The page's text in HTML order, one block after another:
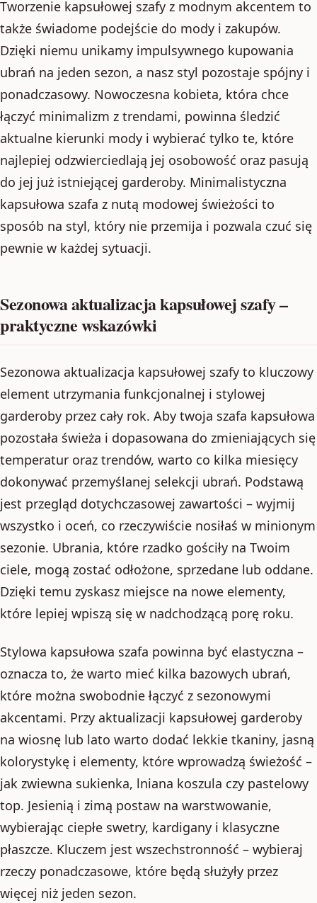
Tworzenie kapsułowej szafy z modnym akcentem to
także świadome podejście do mody i zakupów.
Dzięki niemu unikamy impulsywnego kupowania
ubrań na jeden sezon, a nasz styl pozostaje spójny i
ponadczasowy. Nowoczesna kobieta, która chce
łączyć minimalizm z trendami, powinna śledzić
aktualne kierunki mody i wybierać tylko te, które
najlepiej odzwierciedlają jej osobowość oraz pasują
do jej już istniejącej garderoby. Minimalistyczna
kapsułowa szafa z nutą modowej świeżości to
sposób na styl, który nie przemija i pozwala czuć się
pewnie w każdej sytuacji.
Sezonowa aktualizacja kapsułowej szafy –
praktyczne wskazówki
Sezonowa aktualizacja kapsułowej szafy to kluczowy
element utrzymania funkcjonalnej i stylowej
garderoby przez cały rok. Aby twoja szafa kapsułowa
pozostała świeża i dopasowana do zmieniających się
temperatur oraz trendów, warto co kilka miesięcy
dokonywać przemyślanej selekcji ubrań. Podstawą
jest przegląd dotychczasowej zawartości – wyjmij
wszystko i oceń, co rzeczywiście nosiłaś w minionym
sezonie. Ubrania, które rzadko gościły na Twoim
ciele, mogą zostać odłożone, sprzedane lub oddane.
Dzięki temu zyskasz miejsce na nowe elementy,
które lepiej wpiszą się w nadchodzącą porę roku.
Stylowa kapsułowa szafa powinna być elastyczna –
oznacza to, że warto mieć kilka bazowych ubrań,
które można swobodnie łączyć z sezonowymi
akcentami. Przy aktualizacji kapsułowej garderoby
na wiosnę lub lato warto dodać lekkie tkaniny, jasną
kolorystykę i elementy, które wprowadzą świeżość –
jak zwiewna sukienka, lniana koszula czy pastelowy
top. Jesienią i zimą postaw na warstwowanie,
wybierając ciepłe swetry, kardigany i klasyczne
płaszcze. Kluczem jest wszechstronność – wybieraj
rzeczy ponadczasowe, które będą służyły przez
więcej niż jeden sezon.